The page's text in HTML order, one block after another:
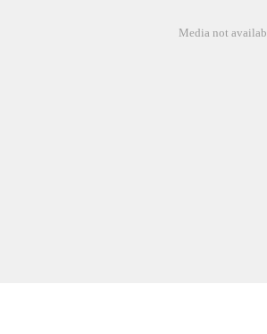
Media not